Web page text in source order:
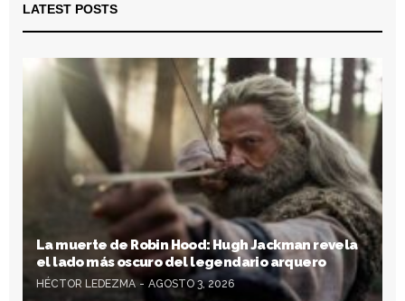
LATEST POSTS
La muerte de Robin Hood: Hugh Jackman revela
el lado más oscuro del legendario arquero
HÉCTOR LEDEZMA AGOSTO 3, 2026